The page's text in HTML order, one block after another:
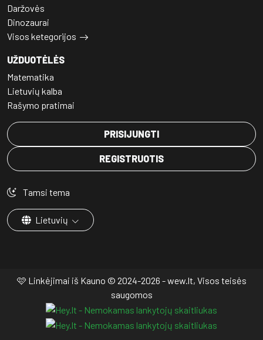
Daržovės
Dinozaurai
Visos ketegorijos
UŽDUOTĖLĖS
Matematika
Lietuvių kalba
Rašymo pratimai
PRISIJUNGTI
REGISTRUOTIS
Tamsi tema
Lietuvių
🩷 Linkėjimai iš Kauno © 2024-2026 - wew.lt, Visos teisės
saugomos